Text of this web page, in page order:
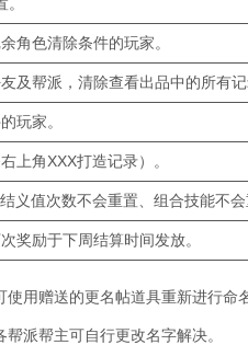
角色清除条件的玩家。
及帮派，清除查看出品中的所有记
玩家。
上角XXX打造记录）。
义值次数不会重置、组合技能不会
奖励于下周结算时间发放。
用赠送的更名帖道具重新进行命名
派帮主可自行更改名字解决。